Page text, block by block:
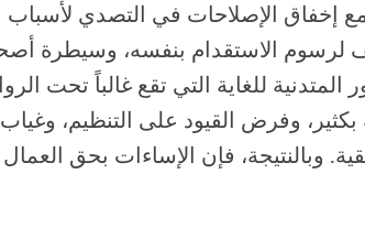
إخفاق الإصلاحات في التصدي لأسباب
لرسوم الاستقدام بنفسه، وسيطرة
للغاية التي تقع غالباً تحت
بكثير، وفرض القيود على التنظيم،
وبالنتيجة، فإن الإساءات بحق